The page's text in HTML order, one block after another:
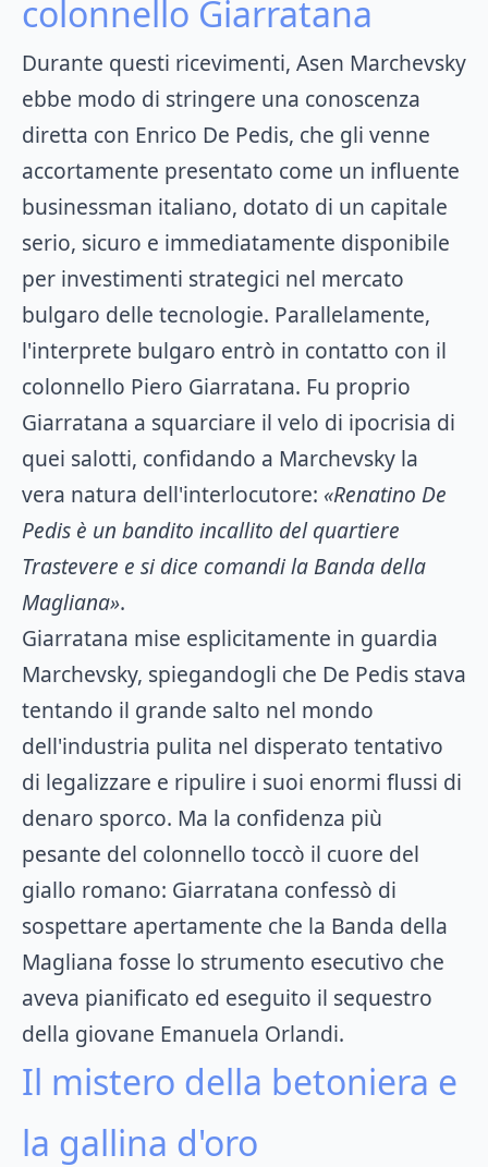
colonnello Giarratana
Durante questi ricevimenti, Asen Marchevsky
ebbe modo di stringere una conoscenza
diretta con Enrico De Pedis, che gli venne
accortamente presentato come un influente
businessman italiano, dotato di un capitale
serio, sicuro e immediatamente disponibile
per investimenti strategici nel mercato
bulgaro delle tecnologie. Parallelamente,
l'interprete bulgaro entrò in contatto con il
colonnello Piero Giarratana. Fu proprio
Giarratana a squarciare il velo di ipocrisia di
quei salotti, confidando a Marchevsky la
vera natura dell'interlocutore: «Renatino De
Pedis è un bandito incallito del quartiere
Trastevere e si dice comandi la Banda della
Magliana».
Giarratana mise esplicitamente in guardia
Marchevsky, spiegandogli che De Pedis stava
tentando il grande salto nel mondo
dell'industria pulita nel disperato tentativo
di legalizzare e ripulire i suoi enormi flussi di
denaro sporco. Ma la confidenza più
pesante del colonnello toccò il cuore del
giallo romano: Giarratana confessò di
sospettare apertamente che la Banda della
Magliana fosse lo strumento esecutivo che
aveva pianificato ed eseguito il sequestro
della giovane Emanuela Orlandi.
Il mistero della betoniera e
la gallina d'oro